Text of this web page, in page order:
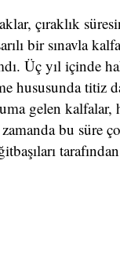
çıraklık
bir sınavla
Üç yıl içinde
hususunda titiz
gelen
bu süre